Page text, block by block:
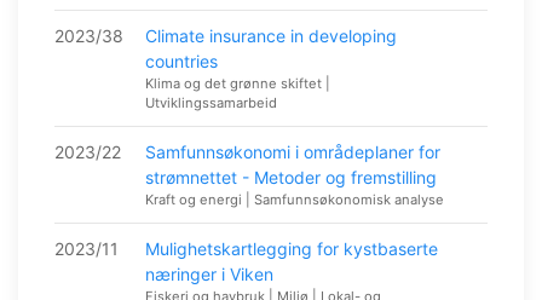
2023/38
Climate insurance in developing
countries
Klima og det grønne skiftet |
Utviklingssamarbeid
2023/22
Samfunnsøkonomi i områdeplaner for
strømnettet - Metoder og fremstilling
Kraft og energi | Samfunnsøkonomisk analyse
2023/11
Mulighetskartlegging for kystbaserte
næringer i Viken